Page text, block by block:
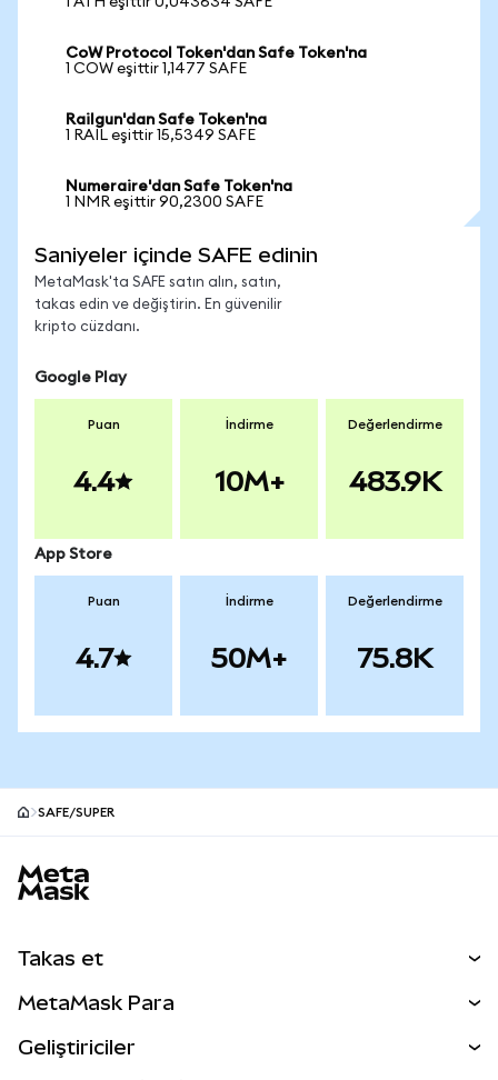
CoW Protocol Token'dan Safe Token'na
1 COW eşittir 1,1477 SAFE
Railgun'dan Safe Token'na
1 RAIL eşittir 15,5349 SAFE
Numeraire'dan Safe Token'na
1 NMR eşittir 90,2300 SAFE
Saniyeler içinde SAFE edinin
MetaMask'ta SAFE satın alın, satın,
takas edin ve değiştirin. En güvenilir
kripto cüzdanı.
Google Play
Puan
4.4
İndirme
10M+
Değerlendirme
483.9K
App Store
Puan
4.7
İndirme
50M+
Değerlendirme
75.8K
SAFE/SUPER
Takas et
Perps
MetaMask Para
Geliştiriciler